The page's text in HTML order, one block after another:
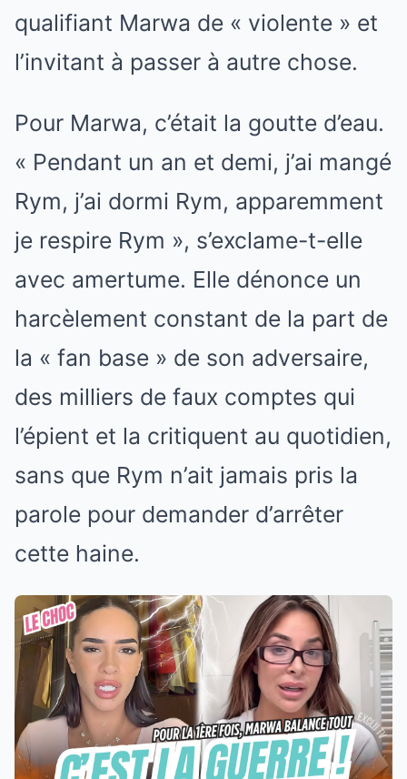
qualifiant Marwa de « violente » et
l’invitant à passer à autre chose.
Pour Marwa, c’était la goutte d’eau.
« Pendant un an et demi, j’ai mangé
Rym, j’ai dormi Rym, apparemment
je respire Rym », s’exclame-t-elle
avec amertume. Elle dénonce un
harcèlement constant de la part de
la « fan base » de son adversaire,
des milliers de faux comptes qui
l’épient et la critiquent au quotidien,
sans que Rym n’ait jamais pris la
parole pour demander d’arrêter
cette haine.